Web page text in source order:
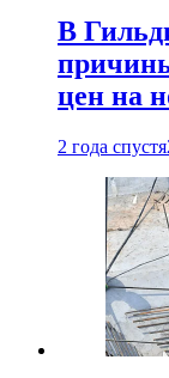
В
цен на
2 года спустя